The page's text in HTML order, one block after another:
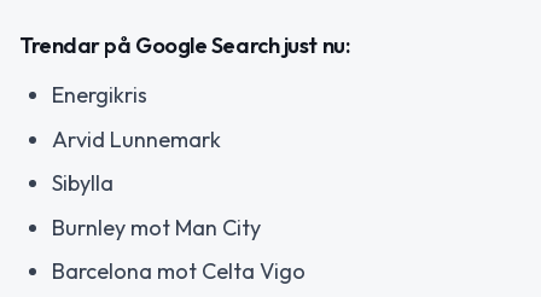
Trendar på Google Search just nu:
Energikris
Arvid Lunnemark
Sibylla
Burnley mot Man City
Barcelona mot Celta Vigo